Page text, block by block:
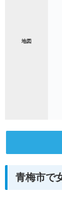
地図
青梅市で